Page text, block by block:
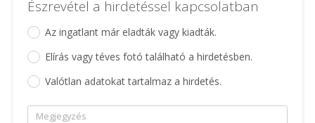
Észrevétel a hirdetéssel kapcsolatban
Az ingatlant már eladták vagy kiadták.
Elírás vagy téves fotó található a hirdetésben.
Valótlan adatokat tartalmaz a hirdetés.